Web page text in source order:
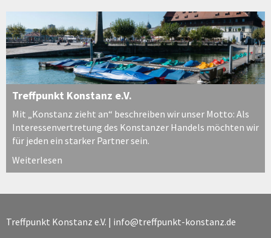
Treffpunkt Konstanz e.V.
Mit „Konstanz zieht an“ beschreiben wir unser Motto: Als
Interessenvertretung des Konstanzer Handels möchten wir
für jeden ein starker Partner sein.
Weiterlesen
Treffpunkt Konstanz e.V. | info@treffpunkt-konstanz.de